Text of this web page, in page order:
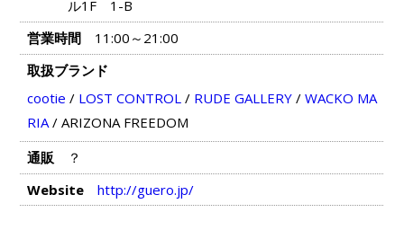
ル1F 1-B
営業時間
11:00～21:00
取扱ブランド
cootie / LOST CONTROL/ RUDE GALLERY/ WACKO MA
RIA/ ARIZONA FREEDOM
通販
？
Website
http://guero.jp/